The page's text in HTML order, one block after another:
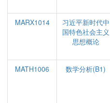
MARX1014
习近平新时代中
国特色社会主义
思想概论
MATH1006
数学分析(B1)